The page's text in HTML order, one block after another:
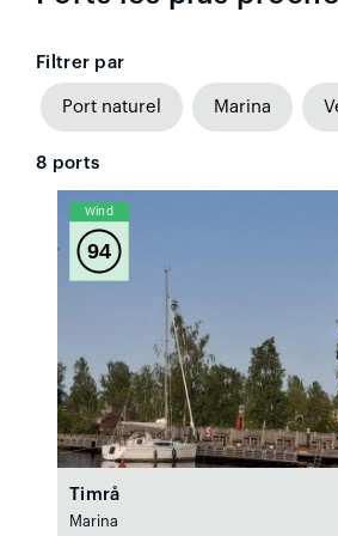
Filtrer par
Port naturel Marina
8 ports
Wind
94
Timrå
Marina